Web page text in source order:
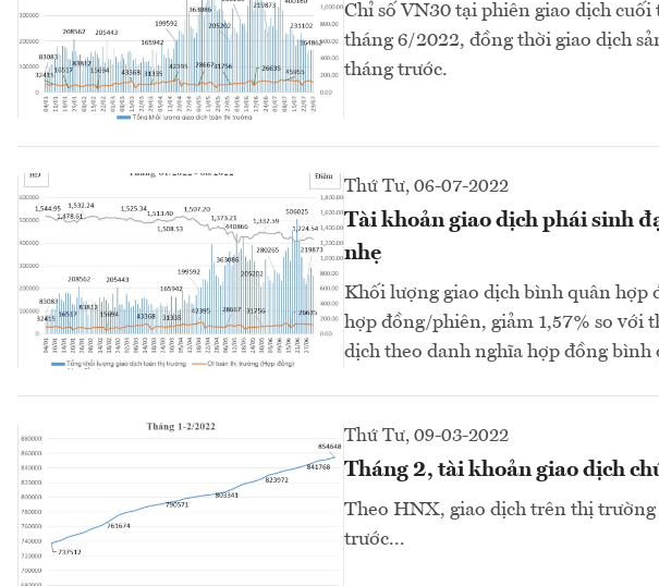
Chỉ số VN30 tại phiên giao dịch
tháng 6/2022, đồng thời giao dịch
tháng trước.
Thứ Tư, 06-07-2022
Tài khoản giao dịch phái sinh
nhẹ
Khối lượng giao dịch bình quân hợp
hợp đồng/phiên, giảm 1,57% so với
dịch theo danh nghĩa hợp đồng
Thứ Tư, 09-03-2022
Tháng 2, tài khoản giao dịch
Theo HNX, giao dịch trên thị trường
trước...